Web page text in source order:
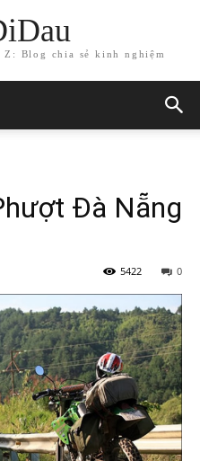
Blog chia sẻ kinh nghiệm
Đà Nẵng
0
5422